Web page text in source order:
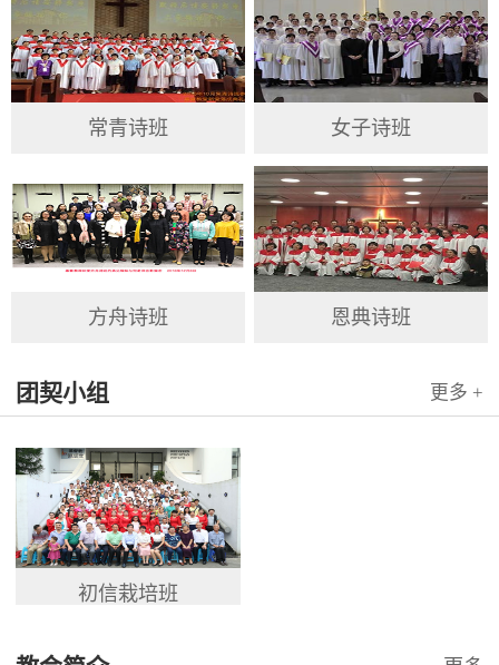
常青诗班 女子诗班
方舟诗班 恩典诗班
团契小组 更多 +
初信栽培班